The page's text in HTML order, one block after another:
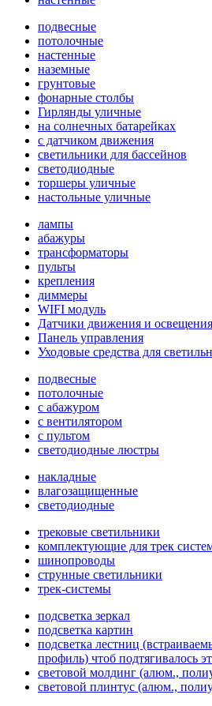
подвесные
потолочные
настенные
наземные
грунтовые
фонарные столбы
Гирлянды уличные
на солнечных батарейках
с датчиком движения
светильники для бассейнов
светодиодные
торшеры уличные
настольные уличные
лампы
абажуры
трансформаторы
пульты
крепления
диммеры
WIFI модуль
Датчики движения и освещения
Панель управления
Уходовые средства для
подвесные
потолочные
с абажуром
с вентилятором
с пультом
светодиодные люстры
накладные
влагозащищенные
светодиодные
трековые светильники
комплектующие для трек
шинопроводы
струнные светильники
трек-системы
подсветка зеркал
подсветка картин
подсветка лестниц
профиль) чтоб подтягивалось
световой молдинг (алюм.,
световой плинтус (алюм.,